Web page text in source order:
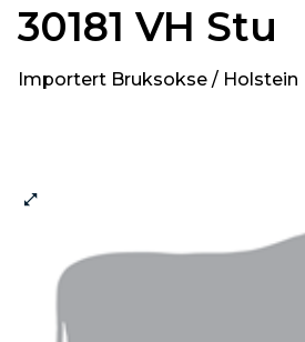
30181 VH Stu
Importert Bruksokse / Holstein